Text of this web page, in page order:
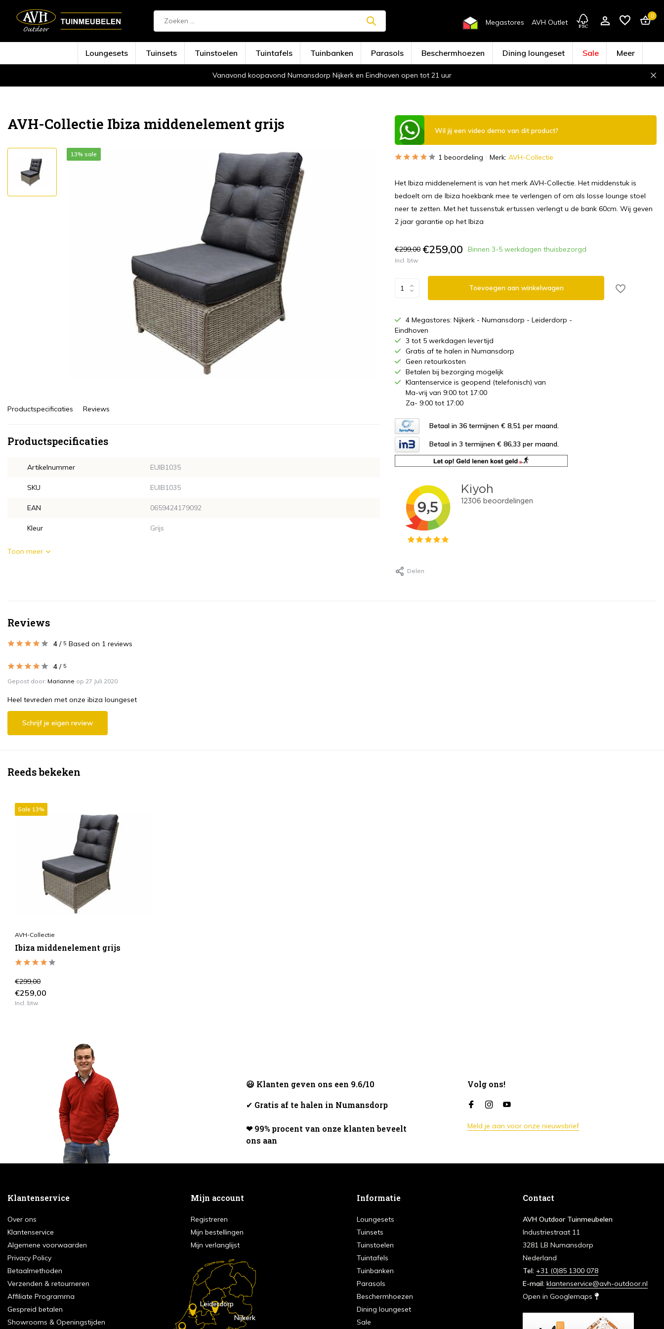
Megastores AVH Outlet
0
Loungesets Tuinsets Tuinstoelen Tuintafels Tuinbanken Parasols Beschermhoezen Dining loungeset Sale Meer
Vanavond koopavond Numansdorp Nijkerk en Eindhoven open tot 21 uur
AVH-Collectie Ibiza middenelement grijs
13% sale
Productspecificaties Reviews
Productspecificaties
Artikelnummer EUIB1035
SKU EUIB1035
EAN 0659424179092
Kleur Grijs
Toon meer
Wil jij een video demo van dit product?
1 beoordeling Merk: AVH-Collectie
Het Ibiza middenelement is van het merk AVH-Collectie. Het middenstuk is
bedoelt om de Ibiza hoekbank mee te verlengen of om als losse lounge stoel
neer te zetten. Met het tussenstuk ertussen verlengt u de bank 60cm. Wij geven
2 jaar garantie op het Ibiza
€299,00 €259,00 Binnen 3-5 werkdagen thuisbezorgd
Incl. btw
Toevoegen aan winkelwagen
4 Megastores: Nijkerk - Numansdorp - Leiderdorp -
Eindhoven
3 tot 5 werkdagen levertijd
Gratis af te halen in Numansdorp
Geen retourkosten
Betalen bij bezorging mogelijk
Klantenservice is geopend (telefonisch) van
Ma-vrij van 9:00 tot 17:00
Za- 9:00 tot 17:00
Betaal in 36 termijnen € 8,51 per maand.
Betaal in 3 termijnen € 86,33 per maand.
Delen
Reviews
4 / 5 Based on 1 reviews
4 / 5
Gepost door: Marianne op 27 Juli 2020
Heel tevreden met onze ibiza loungeset
Schrijf je eigen review
Reeds bekeken
Sale 13%
AVH-Collectie
Ibiza middenelement grijs
€299,00
€259,00
Incl. btw
😃 Klanten geven ons een 9.6/10
✔ Gratis af te halen in Numansdorp
❤ 99% procent van onze klanten beveelt
ons aan
Volg ons!
Meld je aan voor onze nieuwsbrief
Klantenservice
Over ons
Klantenservice
Algemene voorwaarden
Privacy Policy
Betaalmethoden
Verzenden & retourneren
Affiliate Programma
Gespreid betalen
Showrooms & Openingstijden
Mijn account
Registreren
Mijn bestellingen
Mijn verlanglijst
Nijkerk
Leiderdorp
Informatie
Loungesets
Tuinsets
Tuinstoelen
Tuintafels
Tuinbanken
Parasols
Beschermhoezen
Dining loungeset
Sale
Contact
AVH Outdoor Tuinmeubelen
Industriestraat 11
3281 LB Numansdorp
Nederland
Tel: +31 (0)85 1300 078
E-mail: klantenservice@avh-outdoor.nl
Open in Googlemaps